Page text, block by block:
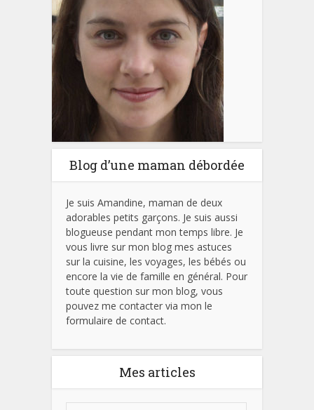
Blog d’une maman débordée
Je suis Amandine, maman de deux
adorables petits garçons. Je suis aussi
blogueuse pendant mon temps libre. Je
vous livre sur mon blog mes astuces
sur la cuisine, les voyages, les bébés ou
encore la vie de famille en général. Pour
toute question sur mon blog, vous
pouvez me contacter via mon le
formulaire de contact.
Mes articles